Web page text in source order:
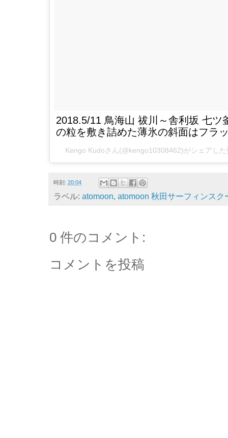
2018.5/11 鳥海山 祓川～舎利坂 七ツ
の粒を敷き詰めた薄氷の斜面はフラ
Kengo Kudoさん(@kengo10308462)がシェアし
時刻: 20:04
ラベル: atomoon, atomoon 秋田サーフィンスク
0 件のコメント:
コメントを投稿